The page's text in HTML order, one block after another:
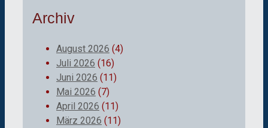
Archiv
August 2026 (4)
Juli 2026 (16)
Juni 2026 (11)
Mai 2026 (7)
April 2026 (11)
März 2026 (11)